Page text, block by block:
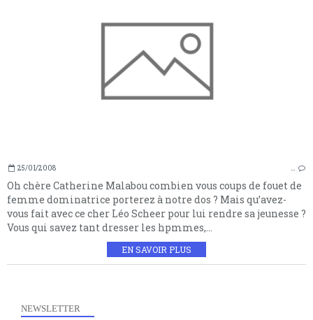
25/01/2008 …
Oh chère Catherine Malabou combien vous coups de fouet de
femme dominatrice porterez à notre dos ? Mais qu’avez-
vous fait avec ce cher Léo Scheer pour lui rendre sa jeunesse ?
Vous qui savez tant dresser les hpmmes,...
EN SAVOIR PLUS
NEWSLETTER